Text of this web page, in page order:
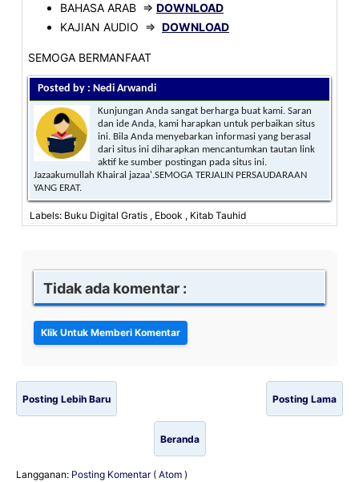
BAHASA ARAB => DOWNLOAD
KAJIAN AUDIO => DOWNLOAD
SEMOGA BERMANFAAT
Posted by : Nedi Arwandi
Kunjungan Anda sangat berharga buat kami. Saran
dan ide Anda, kami harapkan untuk perbaikan situs
ini. Bila Anda menyebarkan informasi yang berasal
dari situs ini diharapkan mencantumkan tautan link
aktif ke sumber postingan pada situs ini.
Jazaakumullah Khairal jazaa'.SEMOGA TERJALIN PERSAUDARAAN
YANG ERAT.
Labels: Buku Digital Gratis , Ebook , Kitab Tauhid
Tidak ada komentar :
Posting Lebih Baru Posting Lama
Beranda
Langganan: Posting Komentar ( Atom )